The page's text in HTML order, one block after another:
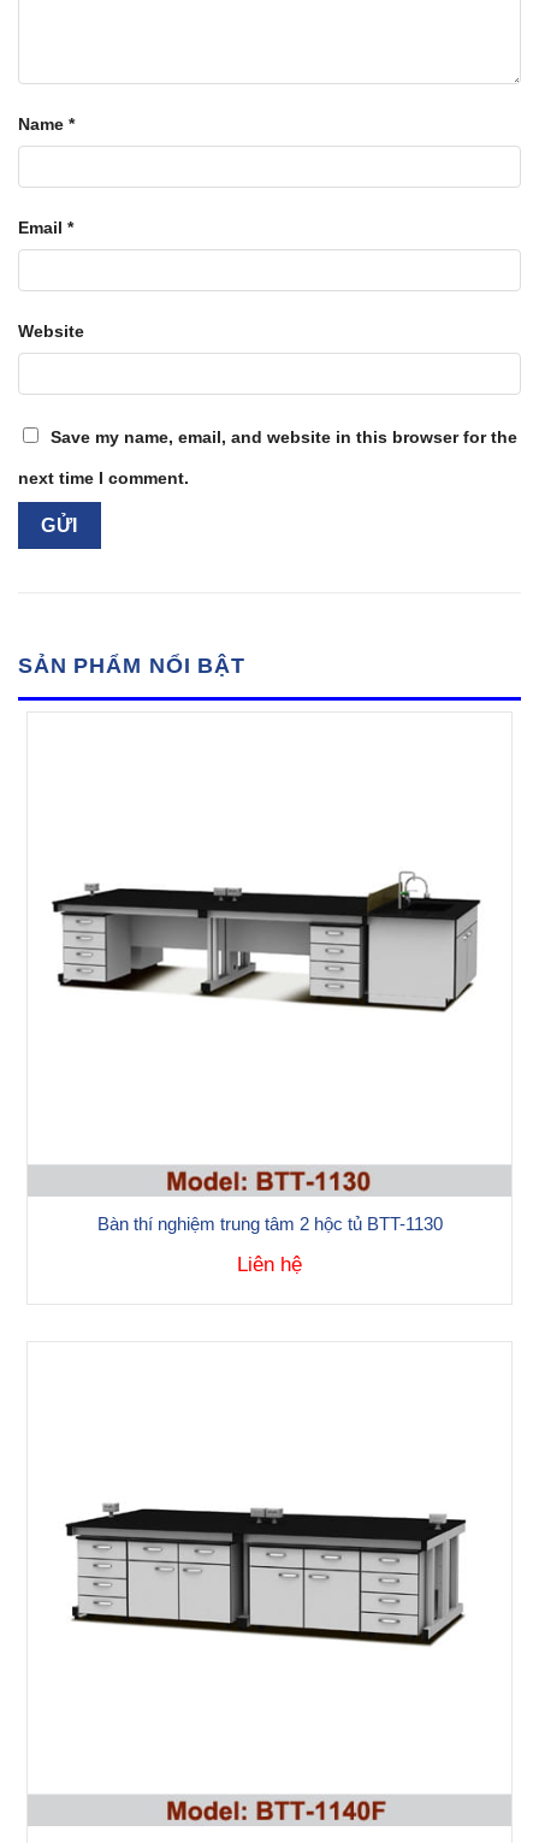
Name *
Email *
Website
Save my name, email, and website in this browser for the
next time I comment.
SẢN PHẨM NỔI BẬT
Bàn thí nghiệm trung tâm 2 hộc tủ BTT-1130
Liên hệ